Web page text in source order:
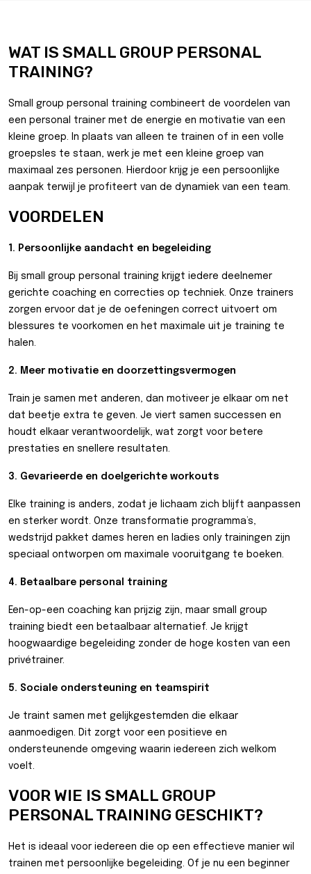
WAT IS SMALL GROUP PERSONAL
TRAINING?
Small group personal training combineert de voordelen van
een personal trainer met de energie en motivatie van een
kleine groep. In plaats van alleen te trainen of in een volle
groepsles te staan, werk je met een kleine groep van
maximaal zes personen. Hierdoor krijg je een persoonlijke
aanpak terwijl je profiteert van de dynamiek van een team.
VOORDELEN
1. Persoonlijke aandacht en begeleiding
Bij small group personal training krijgt iedere deelnemer
gerichte coaching en correcties op techniek. Onze trainers
zorgen ervoor dat je de oefeningen correct uitvoert om
blessures te voorkomen en het maximale uit je training te
halen.
2. Meer motivatie en doorzettingsvermogen
Train je samen met anderen, dan motiveer je elkaar om net
dat beetje extra te geven. Je viert samen successen en
houdt elkaar verantwoordelijk, wat zorgt voor betere
prestaties en snellere resultaten.
3. Gevarieerde en doelgerichte workouts
Elke training is anders, zodat je lichaam zich blijft aanpassen
en sterker wordt. Onze transformatie programma’s,
wedstrijd pakket dames heren en ladies only trainingen zijn
speciaal ontworpen om maximale vooruitgang te boeken.
4. Betaalbare personal training
Een-op-een coaching kan prijzig zijn, maar small group
training biedt een betaalbaar alternatief. Je krijgt
hoogwaardige begeleiding zonder de hoge kosten van een
privétrainer.
5. Sociale ondersteuning en teamspirit
Je traint samen met gelijkgestemden die elkaar
aanmoedigen. Dit zorgt voor een positieve en
ondersteunende omgeving waarin iedereen zich welkom
voelt.
VOOR WIE IS SMALL GROUP
PERSONAL TRAINING GESCHIKT?
Het is ideaal voor iedereen die op een effectieve manier wil
trainen met persoonlijke begeleiding. Of je nu een beginner